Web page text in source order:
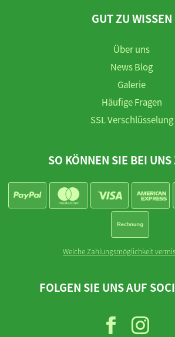
GUT ZU WISSEN
Über uns
News Blog
Galerie
Häufige Fragen
SSL Verschlüsselung
SO KÖNNEN SIE BEI
Welche Zahlungsmöglichkeit
FOLGEN SIE UNS AUF